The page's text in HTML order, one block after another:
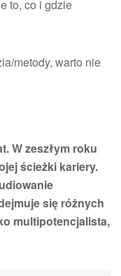
to, co i gdzie
metody, warto nie
W zeszłym roku
ścieżki kariery.
się różnych
multipotencjalista,